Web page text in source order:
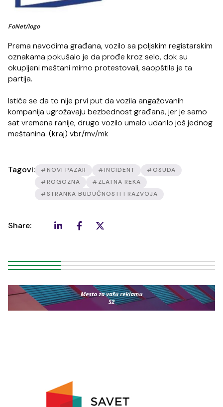
FoNet/logo
Prema navodima građana, vozilo sa poljskim registarskim
oznakama pokušalo je da prođe kroz selo, dok su
okupljeni meštani mirno protestovali, saopštila je ta
partija.
Ističe se da to nije prvi put da vozila angažovanih
kompanija ugrožavaju bezbednost građana, jer je samo
sat vremena ranije, drugo vozilo umalo udarilo još jednog
meštanina. (kraj) vbr/mv/mk
Tagovi: #NOVI PAZAR #INCIDENT
#OSUDA
#ROGOZNA
#ZLATNA REKA
#STRANKA BUDUĆNOSTI I RAZVOJA
Share: